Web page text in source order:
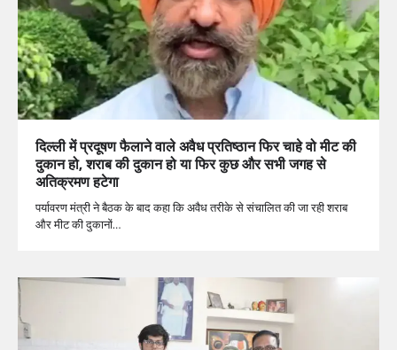
दिल्ली में प्रदूषण फैलाने वाले अवैध प्रतिष्ठान फिर चाहे वो मीट की
दुकान हो, शराब की दुकान हो या फिर कुछ और सभी जगह से
अतिक्रमण हटेगा
पर्यावरण मंत्री ने बैठक के बाद कहा कि अवैध तरीके से संचालित की जा रही शराब
और मीट की दुकानों…